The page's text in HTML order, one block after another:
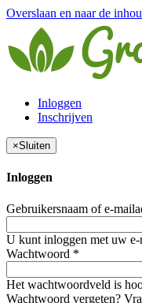
Overslaan en naar de
Inloggen
Inschrijven
×Sluiten
Inloggen
Gebruikersnaam of e-
U kunt inloggen met uw
Wachtwoord *
Het wachtwoordveld is
Wachtwoord vergeten?